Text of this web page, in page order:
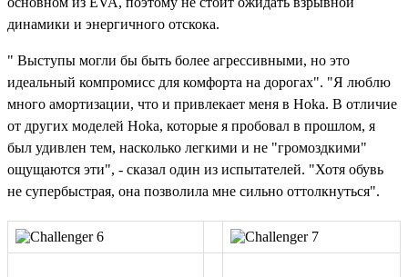
динамики и энергичного отскока.
" Выступы могли бы быть более агрессивными, но это
идеальный компромисс для комфорта на дорогах". "Я люблю
много амортизации, что и привлекает меня в Hoka. В отличие
от других моделей Hoka, которые я пробовал в прошлом, я
был удивлен тем, насколько легкими и не "громоздкими"
ощущаются эти", - сказал один из испытателей. "Хотя обувь
не супербыстрая, она позволила мне сильно оттолкнуться".